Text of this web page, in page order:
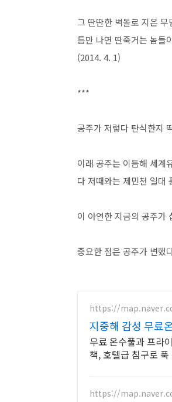
그 딴딴한 벽돌로 지은
틈만 나면 딴죽거는 놈들
(2014. 4. 1)
***
공주가 저렇다 탄식한지
이래 공주는 이듬해 세계
다 저때와는 제민천 일대
이 아연한 지금의 공주가
중요한 점은 공주가 변했
https://
지중해 감성 무료
무료 온수풀과 프라
책, 호텔급 침구로
https://